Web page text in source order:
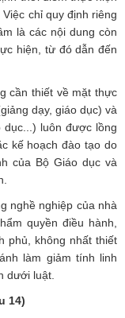
chỉ quy định riêng
là các nội dung còn
hiện, từ đó dẫn đến
cần thiết về mặt thực
dạy, giáo dục) và
dục...) luôn được lồng
kế hoạch đào tạo do
của Bộ Giáo dục và
nghề nghiệp của nhà
quyền điều hành,
phủ, không nhất thiết
làm giảm tính linh
dưới luật.
14)